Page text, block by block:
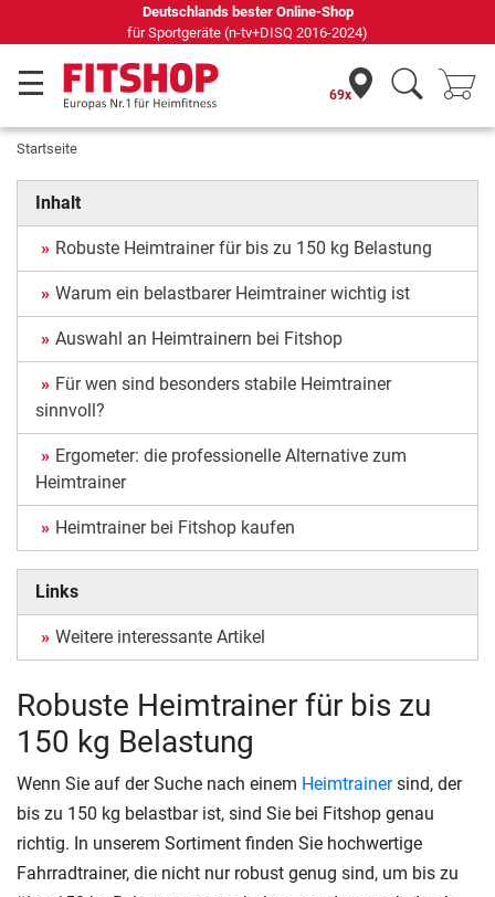
Deutschlands bester Online-Shop
für Sportgeräte (n-tv+DISQ 2016-2024)
69x
Startseite
Inhalt
Robuste Heimtrainer für bis zu 150 kg Belastung
Warum ein belastbarer Heimtrainer wichtig ist
Auswahl an Heimtrainern bei Fitshop
Für wen sind besonders stabile Heimtrainer
sinnvoll?
Ergometer: die professionelle Alternative zum
Heimtrainer
Heimtrainer bei Fitshop kaufen
Links
Weitere interessante Artikel
Robuste Heimtrainer für bis zu
150 kg Belastung
Wenn Sie auf der Suche nach einem Heimtrainersind, der
bis zu 150 kg belastbar ist, sind Sie bei Fitshop genau
richtig. In unserem Sortiment finden Sie hochwertige
Fahrradtrainer, die nicht nur robust genug sind, um bis zu